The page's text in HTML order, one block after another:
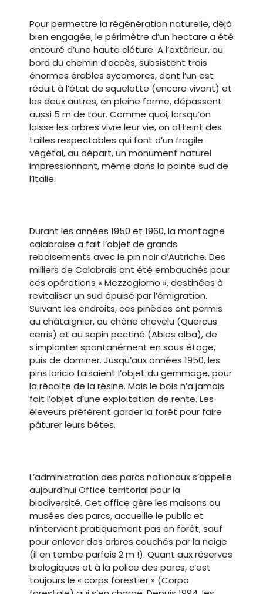
Pour permettre la régénération naturelle, déjà
bien engagée, le périmètre d’un hectare a été
entouré d’une haute clôture. A l’extérieur, au
bord du chemin d’accès, subsistent trois
énormes érables sycomores, dont l’un est
réduit à l’état de squelette (encore vivant) et
les deux autres, en pleine forme, dépassent
aussi 5 m de tour. Comme quoi, lorsqu’on
laisse les arbres vivre leur vie, on atteint des
tailles respectables qui font d’un fragile
végétal, au départ, un monument naturel
impressionnant, même dans la pointe sud de
l’Italie.
Durant les années 1950 et 1960, la montagne
calabraise a fait l’objet de grands
reboisements avec le pin noir d’Autriche. Des
milliers de Calabrais ont été embauchés pour
ces opérations « Mezzogiorno », destinées à
revitaliser un sud épuisé par l’émigration.
Suivant les endroits, ces pinèdes ont permis
au châtaignier, au chêne chevelu (Quercus
cerris) et au sapin pectiné (Abies alba), de
s’implanter spontanément en sous étage,
puis de dominer. Jusqu’aux années 1950, les
pins laricio faisaient l’objet du gemmage, pour
la récolte de la résine. Mais le bois n’a jamais
fait l’objet d’une exploitation de rente. Les
éleveurs préfèrent garder la forêt pour faire
pâturer leurs bêtes.
L’administration des parcs nationaux s’appelle
aujourd’hui Office territorial pour la
biodiversité. Cet office gère les maisons ou
musées des parcs, accueille le public et
n’intervient pratiquement pas en forêt, sauf
pour enlever des arbres couchés par la neige
(il en tombe parfois 2 m !). Quant aux réserves
biologiques et à la police des parcs, c’est
toujours le « corps forestier » (Corpo